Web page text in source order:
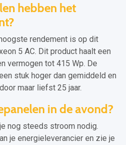
hebben het
rendement is op dit
5 AC. Dit product haalt een
vermogen tot 415 Wp. De
stuk hoger dan gemiddeld en
maar liefst 25 jaar.
in de avond?
nog steeds stroom nodig.
je energieleverancier en zie je